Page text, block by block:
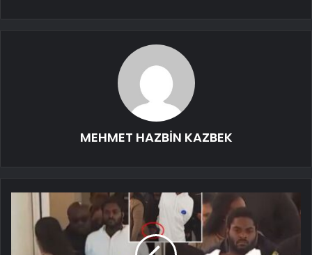
MEHMET HAZBİN KAZBEK